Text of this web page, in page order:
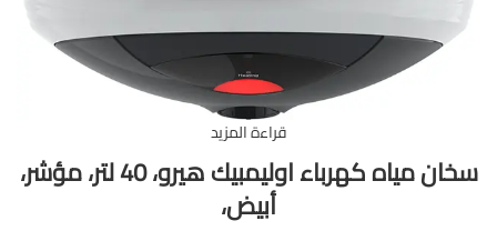
قراءة المزيد
سخان مياه كهرباء اوليمبيك هيرو، 40 لتر، مؤشر،
أبيض،